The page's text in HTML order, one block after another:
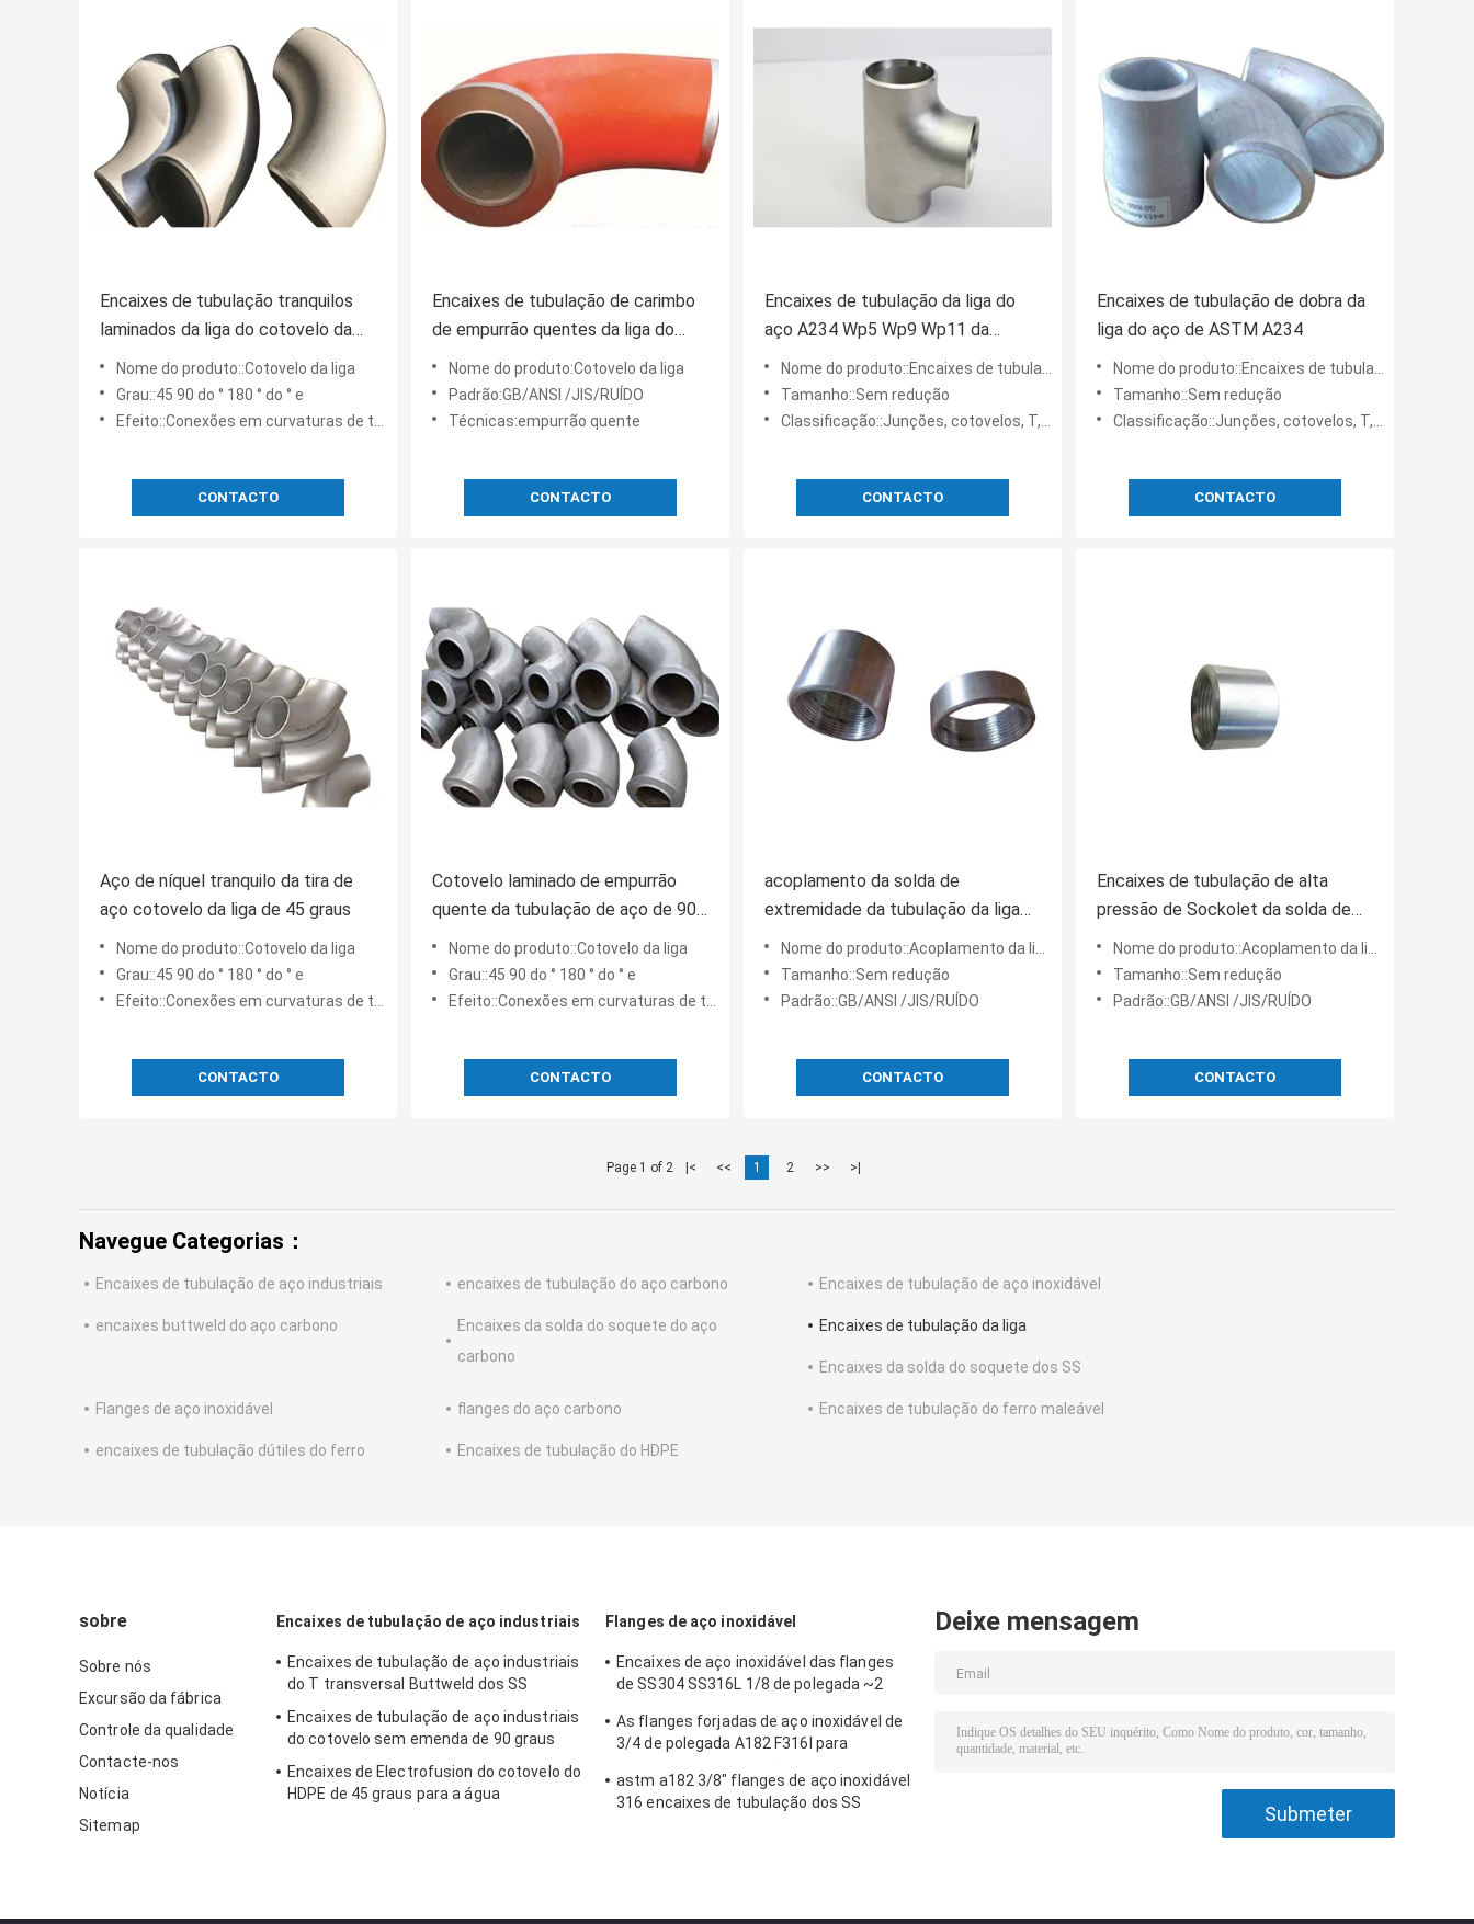
Encaixes de tubulação tranquilos
laminados da liga do cotovelo da
tira de aço
Nome do produto::Cotovelo da liga
Grau::45 90 do ° 180 ° do ° e
Efeito::Conexões em curvaturas de tubulação
CONTACTO
Encaixes de tubulação de carimbo
de empurrão quentes da liga do
cotovelo do ANSI
Nome do produto:Cotovelo da liga
Padrão:GB/ANSI /JIS/RUÍDO
Técnicas:empurrão quente
CONTACTO
Encaixes de tubulação da liga do
aço A234 Wp5 Wp9 Wp11 da
conexão
Nome do produto::Encaixes de tubulação da liga
Tamanho::Sem redução
Classificação::Junções, cotovelos, T, etc.
CONTACTO
Encaixes de tubulação de dobra da
liga do aço de ASTM A234
Nome do produto::Encaixes de tubulação da liga
Tamanho::Sem redução
Classificação::Junções, cotovelos, T, etc.
CONTACTO
Aço de níquel tranquilo da tira de
aço cotovelo da liga de 45 graus
Nome do produto::Cotovelo da liga
Grau::45 90 do ° 180 ° do ° e
Efeito::Conexões em curvaturas de tubulação
CONTACTO
Cotovelo laminado de empurrão
quente da tubulação de aço de 90
grausNome do produto::Cotovelo da liga
Grau::45 90 do ° 180 ° do ° e
Efeito::Conexões em curvaturas de tubulação
CONTACTO
acoplamento da solda de
extremidade da tubulação da liga
do soquete 3000lb
Nome do produto::Acoplamento da liga
Tamanho::Sem redução
Padrão::GB/ANSI /JIS/RUÍDO
CONTACTO
Encaixes de tubulação de alta
pressão de Sockolet da solda de
extremidade
Nome do produto::Acoplamento da liga
Tamanho::Sem redução
Padrão::GB/ANSI /JIS/RUÍDO
CONTACTO
Page 1 of 2 |< << 1 2 >> >|
Navegue Categorias：
Encaixes de tubulação de aço industriais encaixes de tubulação do aço carbono Encaixes de tubulação de aço inoxidável
encaixes buttweld do aço carbono
Encaixes da solda do soquete do aço
carbono
Encaixes de tubulação da liga
Encaixes da solda do soquete dos SS
Flanges de aço inoxidável flanges do aço carbono Encaixes de tubulação do ferro maleável
encaixes de tubulação dútiles do ferro Encaixes de tubulação do HDPE
sobre
Sobre nós
Excursão da fábrica
Controle da qualidade
Contacte-nos
Notícia
Sitemap
Encaixes de tubulação de aço industriais
Encaixes de tubulação de aço industriais
do T transversal Buttweld dos SS
Encaixes de tubulação de aço industriais
do cotovelo sem emenda de 90 graus
Encaixes de Electrofusion do cotovelo do
HDPE de 45 graus para a água
Flanges de aço inoxidável
Encaixes de aço inoxidável das flanges
de SS304 SS316L 1/8 de polegada ~2
As flanges forjadas de aço inoxidável de
3/4 de polegada A182 F316l para
astm a182 3/8" flanges de aço inoxidável
316 encaixes de tubulação dos SS
Deixe mensagem